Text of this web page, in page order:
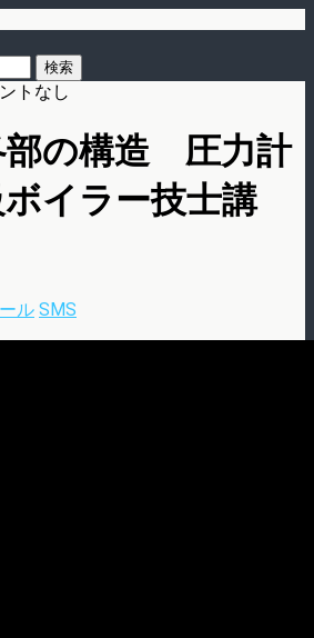
トなし
部の構造 圧力計
イラー技士講
ル SMS